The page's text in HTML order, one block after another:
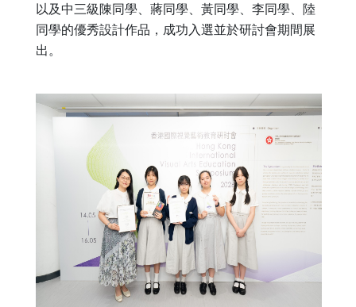
以及中三級陳同學、蔣同學、黃同學、李同學、陸
同學的優秀設計作品，成功入選並於研討會期間展
出。